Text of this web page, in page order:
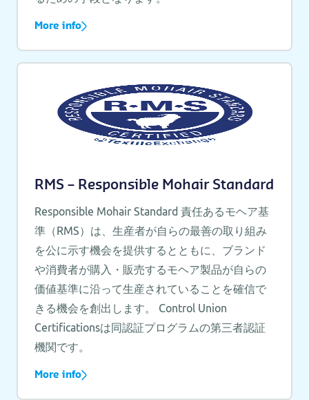
More info
RMS – Responsible Mohair Standard
Responsible Mohair Standard 責任あるモヘア基
準（RMS）は、生産者が自らの最善の取り組み
を公に示す機会を提供するとともに、ブランド
や消費者が購入・販売するモヘア製品が自らの
価値基準に沿って生産されていることを確信で
きる機会を創出します。 Control Union
Certificationsは同認証プログラムの第三者認証
機関です。
More info